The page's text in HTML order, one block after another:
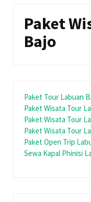
Paket
Bajo
Paket Tour Labuan
Paket Wisata Tour
Paket Wisata Tour
Paket Wisata Tour
Paket Open Trip
Sewa Kapal Phinisi